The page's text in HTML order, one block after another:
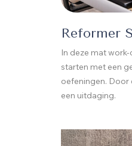
Reformer
In deze mat
starten met een
oefeningen. Door
een uitdaging.